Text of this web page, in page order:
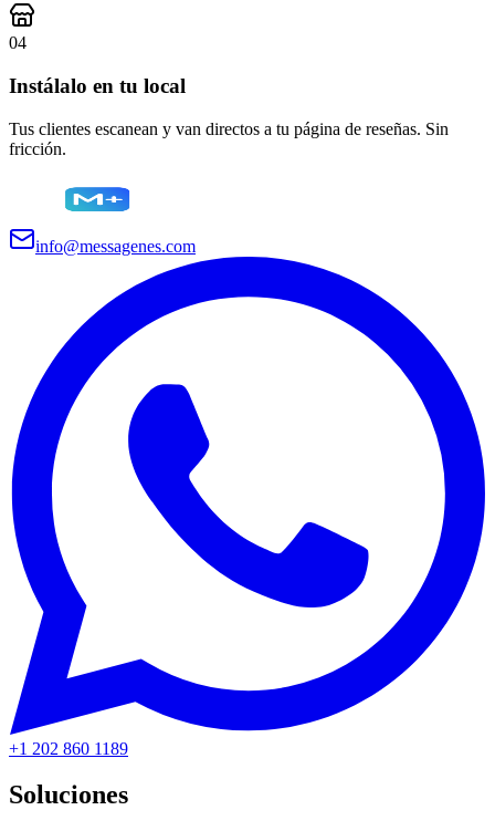
04
Instálalo en tu local
Tus clientes escanean y van directos a tu página de reseñas. Sin
fricción.
info@messagenes.com
+1 202 860 1189
Soluciones